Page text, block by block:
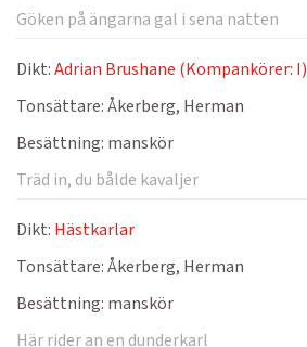
Göken på ängarna gal i sena natten
Dikt:Adrian Brushane (Kompankörer: I)
Tonsättare:Åkerberg, Herman
Besättning: manskör
Träd in, du bålde kavaljer
Dikt: Hästkarlar
Tonsättare:Åkerberg, Herman
Besättning: manskör
Här rider an en dunderkarl